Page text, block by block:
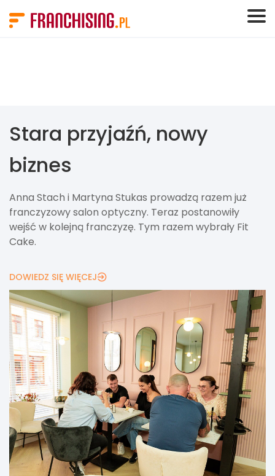
Stara przyjaźń, nowy
biznes
Anna Stach i Martyna Stukas prowadzą razem już
franczyzowy salon optyczny. Teraz postanowiły
wejść w kolejną franczyzę. Tym razem wybrały Fit
Cake.
DOWIEDZ SIĘ WIĘCEJ